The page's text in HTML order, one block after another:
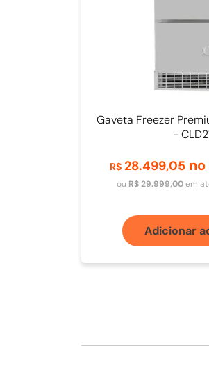
Gaveta Freezer
-
R$ 28.499,05no
ou R$ 29.999,00em
Adicionar